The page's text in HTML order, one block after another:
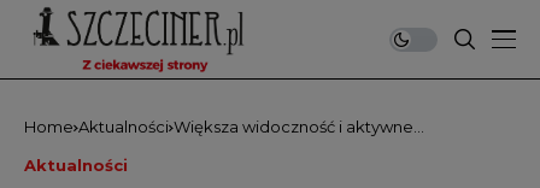
Home Aktualności Większa widoczność i aktywne
Aktualności